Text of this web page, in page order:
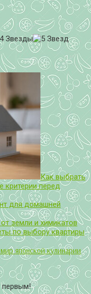
Как выбрать
критерии перед
для домашней
земли и химикатов
по выбору квартиры
японской кулинарии
первым!